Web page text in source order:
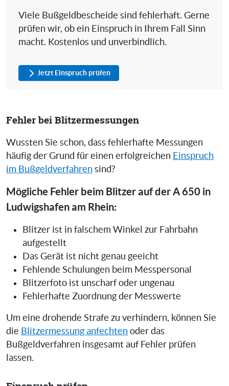
Viele Bußgeldbescheide sind fehlerhaft. Gerne
prüfen wir, ob ein Einspruch in Ihrem Fall Sinn
macht. Kostenlos und unverbindlich.
Jetzt Einspruch prüfen
Fehler bei Blitzermessungen
Wussten Sie schon, dass fehlerhafte Messungen
häufig der Grund für einen erfolgreichen Einspruch
im Bußgeldverfahren sind?
Mögliche Fehler beim Blitzer auf der A 650 in
Ludwigshafen am Rhein:
Blitzer ist in falschem Winkel zur Fahrbahn
aufgestellt
Das Gerät ist nicht genau geeicht
Fehlende Schulungen beim Messpersonal
Blitzerfoto ist unscharf oder ungenau
Fehlerhafte Zuordnung der Messwerte
Um eine drohende Strafe zu verhindern, können Sie
die Blitzermessung anfechten oder das
Bußgeldverfahren insgesamt auf Fehler prüfen
lassen.